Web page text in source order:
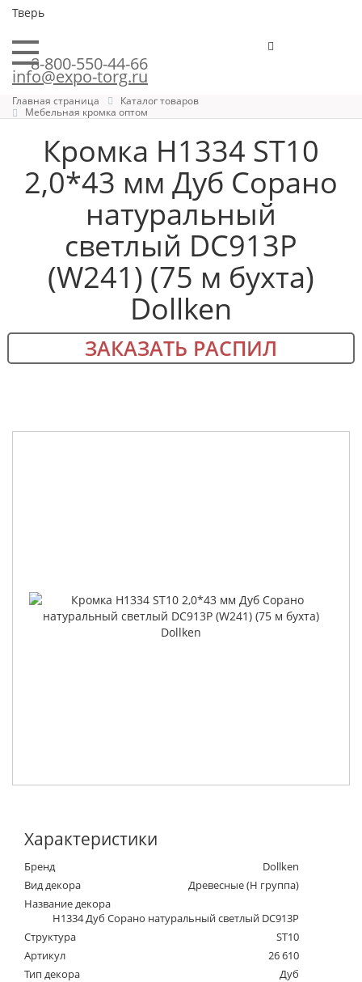
Тверь
8-800-550-44-66
info@expo-torg.ru
Главная страница
Каталог товаров
Мебельная кромка оптом
Кромка H1334 ST10
2,0*43 мм Дуб Сорано
натуральный
светлый DC913P
(W241) (75 м бухта)
Dollken
ЗАКАЗАТЬ РАСПИЛ
Характеристики
Бренд
Dollken
Вид декора
Древесные (Н группа)
Название декора
H1334 Дуб Сорано натуральный светлый DC913P
Структура
ST10
Артикул
26 610
Тип декора
Дуб